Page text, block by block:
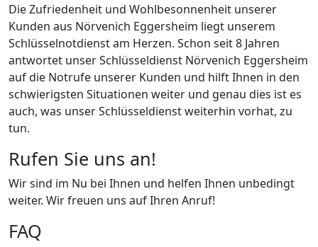
Die Zufriedenheit und Wohlbesonnenheit unserer
Kunden aus Nörvenich Eggersheim liegt unserem
Schlüsselnotdienst am Herzen. Schon seit 8 Jahren
antwortet unser Schlüsseldienst Nörvenich Eggersheim
auf die Notrufe unserer Kunden und hilft Ihnen in den
schwierigsten Situationen weiter und genau dies ist es
auch, was unser Schlüsseldienst weiterhin vorhat, zu
tun.
Rufen Sie uns an!
Wir sind im Nu bei Ihnen und helfen Ihnen unbedingt
weiter. Wir freuen uns auf Ihren Anruf!
FAQ